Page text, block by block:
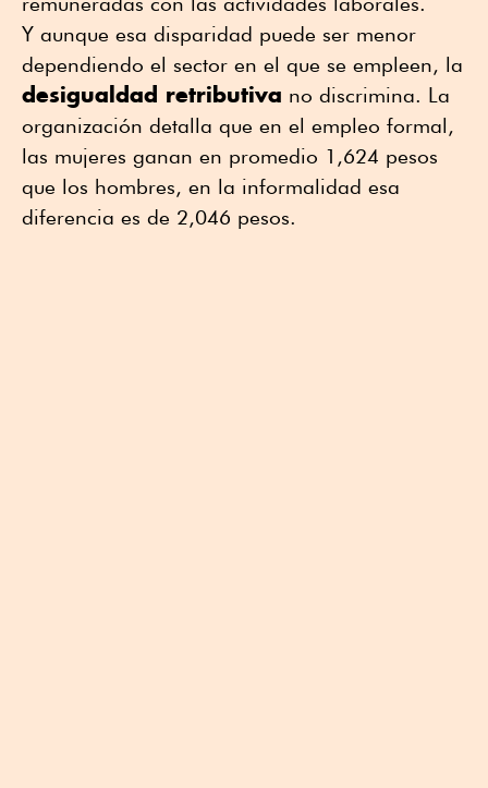
Y aunque esa disparidad puede ser menor
dependiendo el sector en el que se empleen, la
desigualdad retributiva no discrimina. La
organización detalla que en el empleo formal,
las mujeres ganan en promedio 1,624 pesos
que los hombres, en la informalidad esa
diferencia es de 2,046 pesos.